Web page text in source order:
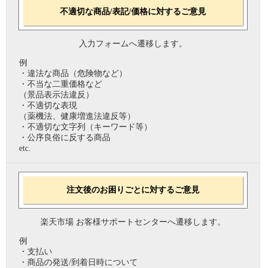
不適切な商品/表記/価格に対するご意見
入力フォームへ遷移します。
例
・違法な商品（危険物など）
・不当な二重価格など
（景品表示法違反）
・不適切な表現
（薬機法、健康増進法違反等）
・不適切な文字列（キーワード等）
・公序良俗に反する商品
etc.
注文後のお困りごとに対するご意見
楽天市場 お客様サポートセンターへ遷移します。
例
・支払い
・商品の発送/到着日時について